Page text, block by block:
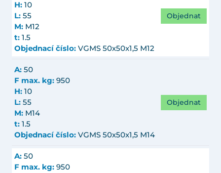
H: 10
L: 55
M: M12
t: 1.5
Objednací číslo: VGMS 50x50x1,5 M12
Objednat
A: 50
F max. kg: 950
H: 10
L: 55
M: M14
t: 1.5
Objednací číslo: VGMS 50x50x1,5 M14
Objednat
A: 50
F max. kg: 950